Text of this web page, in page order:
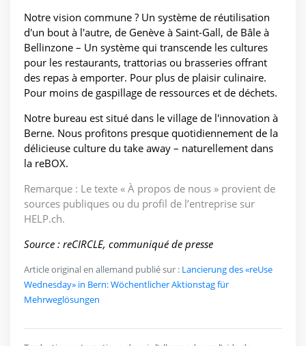
Notre vision commune ? Un système de réutilisation
d'un bout à l'autre, de Genève à Saint-Gall, de Bâle à
Bellinzone – Un système qui transcende les cultures
pour les restaurants, trattorias ou brasseries offrant
des repas à emporter. Pour plus de plaisir culinaire.
Pour moins de gaspillage de ressources et de déchets.
Notre bureau est situé dans le village de l'innovation à
Berne. Nous profitons presque quotidiennement de la
délicieuse culture du take away – naturellement dans
la reBOX.
Remarque : Le texte « À propos de nous » provient de
sources publiques ou du profil de l’entreprise sur
HELP.ch.
Source : reCIRCLE, communiqué de presse
Article original en allemand publié sur : Lancierung des «reUse
Wednesday» in Bern: Wöchentlicher Aktionstag für
Mehrweglösungen